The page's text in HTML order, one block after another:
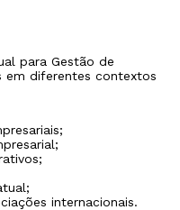
para Gestão de
em diferentes contextos
internacionais.